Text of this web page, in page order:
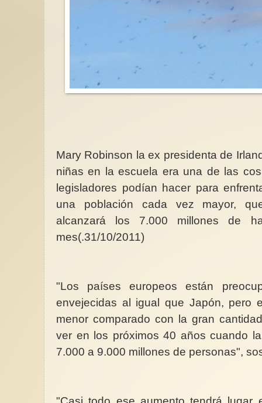
Mary Robinson la ex presidenta de
niñas en la escuela era una de las
legisladores podían hacer para
una población cada vez mayor,
alcanzará los 7.000 millones de
mes(.31/10/2011)
"Los países europeos están
envejecidas al igual que Japón, pero
menor comparado con la gran
ver en los próximos 40 años cuando
7.000 a 9.000 millones de personas",
Mujeres migrantes
El problema de la
femenina tiene
una de ellas es la